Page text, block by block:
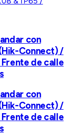
con
Connect) /
de calle
con
Connect) /
de calle